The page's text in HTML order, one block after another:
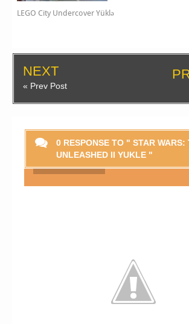
LEGO City Undercover Yüklə
NEXT
« Prev Post
0 RESPONSE TO " STAR WARS:
UNLEASHED II YUKLE "
Smaylikləri Göstər